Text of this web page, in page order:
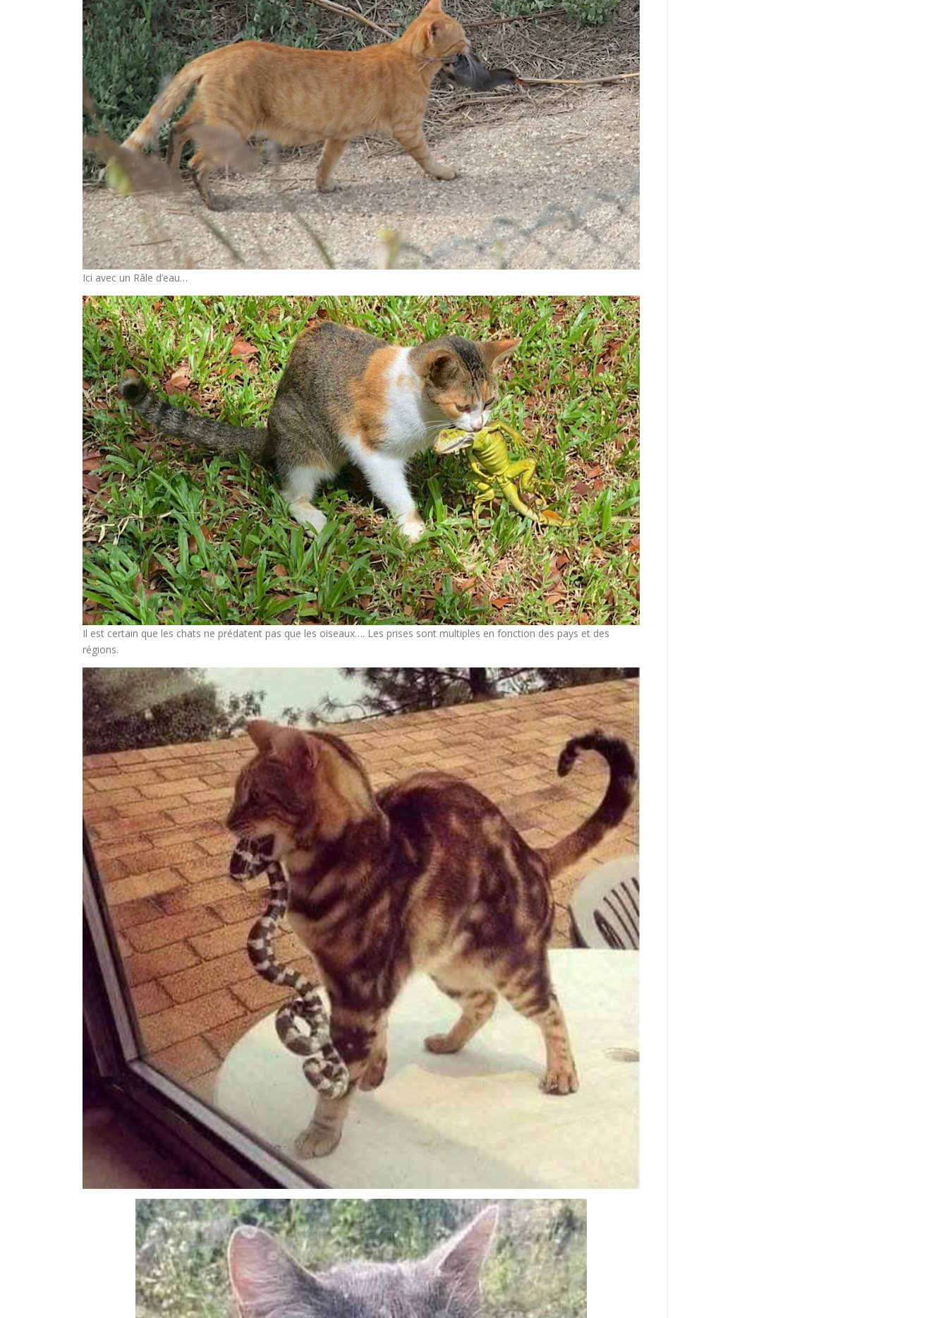
Ici avec un Râle d’eau…
Il est certain que les chats ne prédatent pas que les oiseaux…. Les prises sont multiples en fonction des pays et des
régions.